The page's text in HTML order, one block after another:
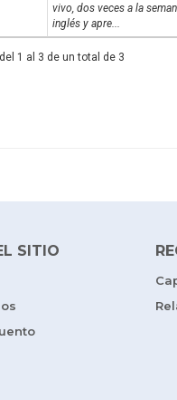
vivo, dos veces a la
inglés y apre...
1 al 3 de un total de 3
SITIO